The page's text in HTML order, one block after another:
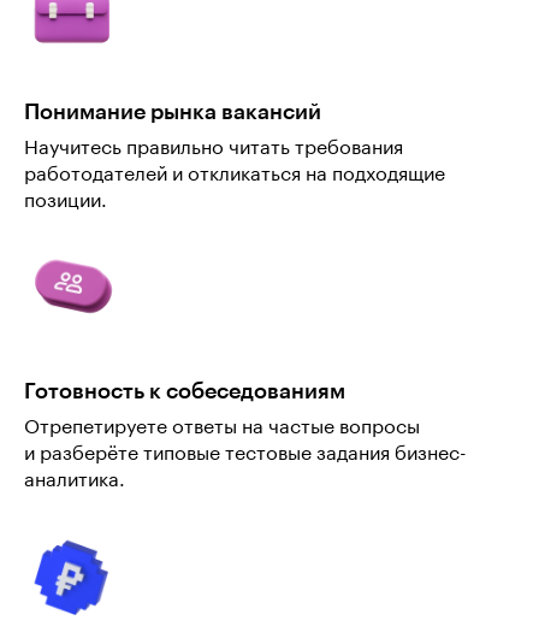
Понимание рынка вакансий
Научитесь правильно читать требования
работодателей и откликаться на подходящие
позиции.
Готовность к собеседованиям
Отрепетируете ответы на частые вопросы
и разберёте типовые тестовые задания бизнес-
аналитика.